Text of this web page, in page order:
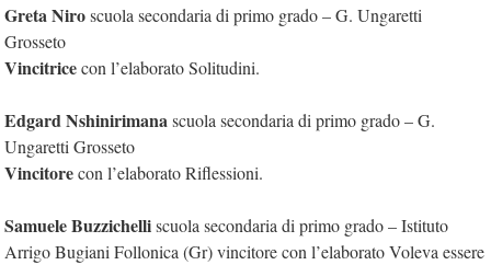
Greta Niroscuola secondaria di primo grado – G. Ungaretti
Grosseto
Vincitricecon l’elaborato Solitudini.
Edgard Nshinirimanascuola secondaria di primo grado – G.
Ungaretti Grosseto
Vincitorecon l’elaborato Riflessioni.
Samuele Buzzichelliscuola secondaria di primo grado – Istituto
Arrigo Bugiani Follonica (Gr) vincitore con l’elaborato Voleva essere